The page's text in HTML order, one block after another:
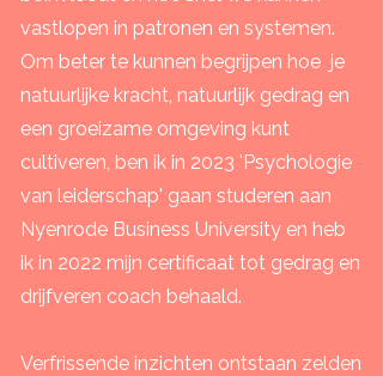
vastlopen in patronen en systemen.
Om beter te kunnen begrijpen hoe je
natuurlijke kracht, natuurlijk gedrag en
een groeizame omgeving kunt
cultiveren, ben ik in 2023 'Psychologie
van leiderschap' gaan studeren aan
Nyenrode Business University en heb
ik in 2022 mijn certificaat tot gedrag en
drijfveren coach behaald.
Verfrissende inzichten ontstaan zelden